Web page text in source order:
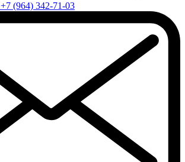
+7 (964) 342-71-03